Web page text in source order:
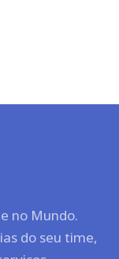
no Mundo.
do seu time,